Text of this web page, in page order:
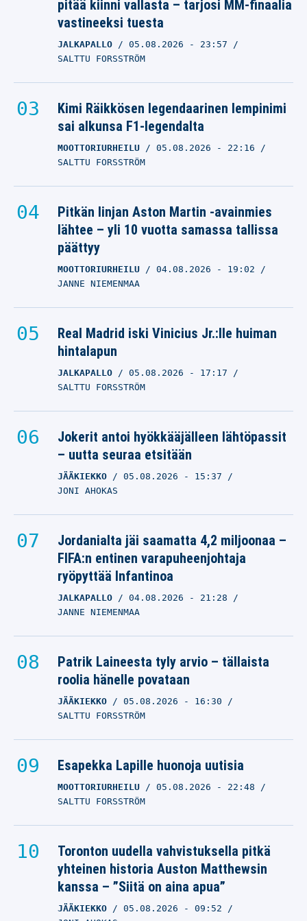
pitää kiinni vallasta – tarjosi MM-finaalia
vastineeksi tuesta
JALKAPALLO 05.08.2026 - 23:57
SALTTU FORSSTRÖM
Kimi Räikkösen legendaarinen lempinimi
sai alkunsa F1-legendalta
MOOTTORIURHEILU 05.08.2026 - 22:16
SALTTU FORSSTRÖM
Pitkän linjan Aston Martin -avainmies
lähtee – yli 10 vuotta samassa tallissa
päättyy
MOOTTORIURHEILU 04.08.2026 - 19:02
JANNE NIEMENMAA
Real Madrid iski Vinicius Jr.:lle huiman
hintalapun
JALKAPALLO 05.08.2026 - 17:17
SALTTU FORSSTRÖM
Jokerit antoi hyökkääjälleen lähtöpassit
– uutta seuraa etsitään
JÄÄKIEKKO 05.08.2026 - 15:37
JONI AHOKAS
Jordanialta jäi saamatta 4,2 miljoonaa –
FIFA:n entinen varapuheenjohtaja
ryöpyttää Infantinoa
JALKAPALLO 04.08.2026 - 21:28
JANNE NIEMENMAA
Patrik Laineesta tyly arvio – tällaista
roolia hänelle povataan
JÄÄKIEKKO 05.08.2026 - 16:30
SALTTU FORSSTRÖM
Esapekka Lapille huonoja uutisia
MOOTTORIURHEILU 05.08.2026 - 22:48
SALTTU FORSSTRÖM
Toronton uudella vahvistuksella pitkä
yhteinen historia Auston Matthewsin
kanssa – ”Siitä on aina apua”
JÄÄKIEKKO 05.08.2026 - 09:52